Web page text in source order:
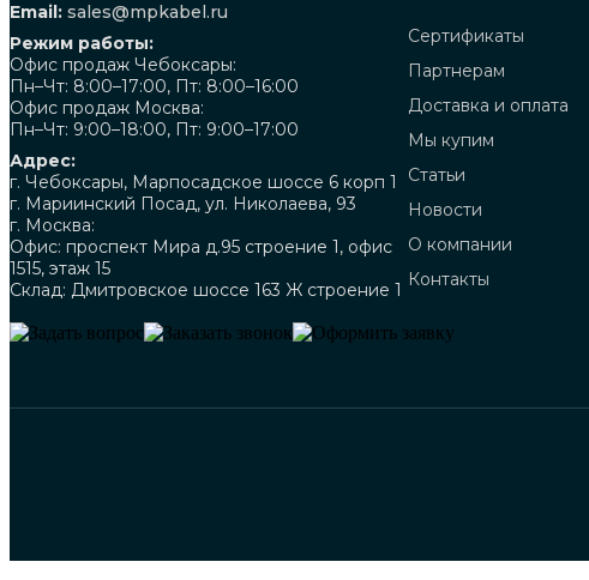
Email: sales@mpkabel.ru
Режим работы:
Офис продаж Чебоксары:
Пн–Чт: 8:00–17:00, Пт: 8:00–16:00
Офис продаж Москва:
Пн–Чт: 9:00–18:00, Пт: 9:00–17:00
Адрес:
г. Чебоксары, Марпосадское шоссе 6 корп 1
г. Мариинский Посад, ул. Николаева, 93
г. Москва:
Офис: проспект Мира д.95 строение 1, офис
1515, этаж 15
Склад: Дмитровское шоссе 163 Ж строение 1
Сертификаты
Партнерам
Доставка и оплата
Мы купим
Статьи
Новости
О компании
Контакты